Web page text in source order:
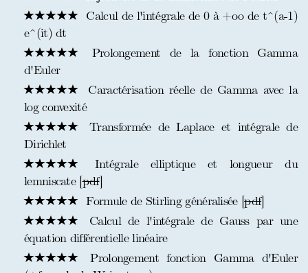
Calcul de l'intégrale de 0 à +oo de t^(a-1)
e^(it) dt
Prolongement de la fonction Gamma
d'Euler
Caractérisation réelle de Gamma avec la
log convexité
Transformée de Laplace et intégrale de
Dirichlet
Intégrale elliptique et longueur du
lemniscate [pdf]
Formule de Stirling généralisée [pdf]
Calcul de l'intégrale de Gauss par une
équation différentielle linéaire
Prolongement fonction Gamma d'Euler